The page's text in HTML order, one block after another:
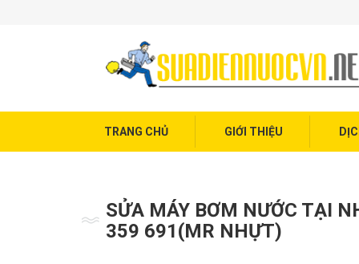
TRANG CHỦ GIỚI THIỆU
SỬA MÁY BƠM NƯỚC TẠI
359 691(MR NHỰT)